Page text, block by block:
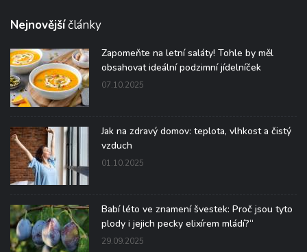
Nejnovějšíčlánky
Zapomeňte na letní saláty! Tohle by měl
obsahovat ideální podzimní jídelníček
07.10.2025
Jak na zdravý domov: teplota, vlhkost a čistý
vzduch
01.10.2025
Babí léto ve znamení švestek: Proč jsou tyto
plody i jejich pecky elixírem mládí?“
29.09.2025